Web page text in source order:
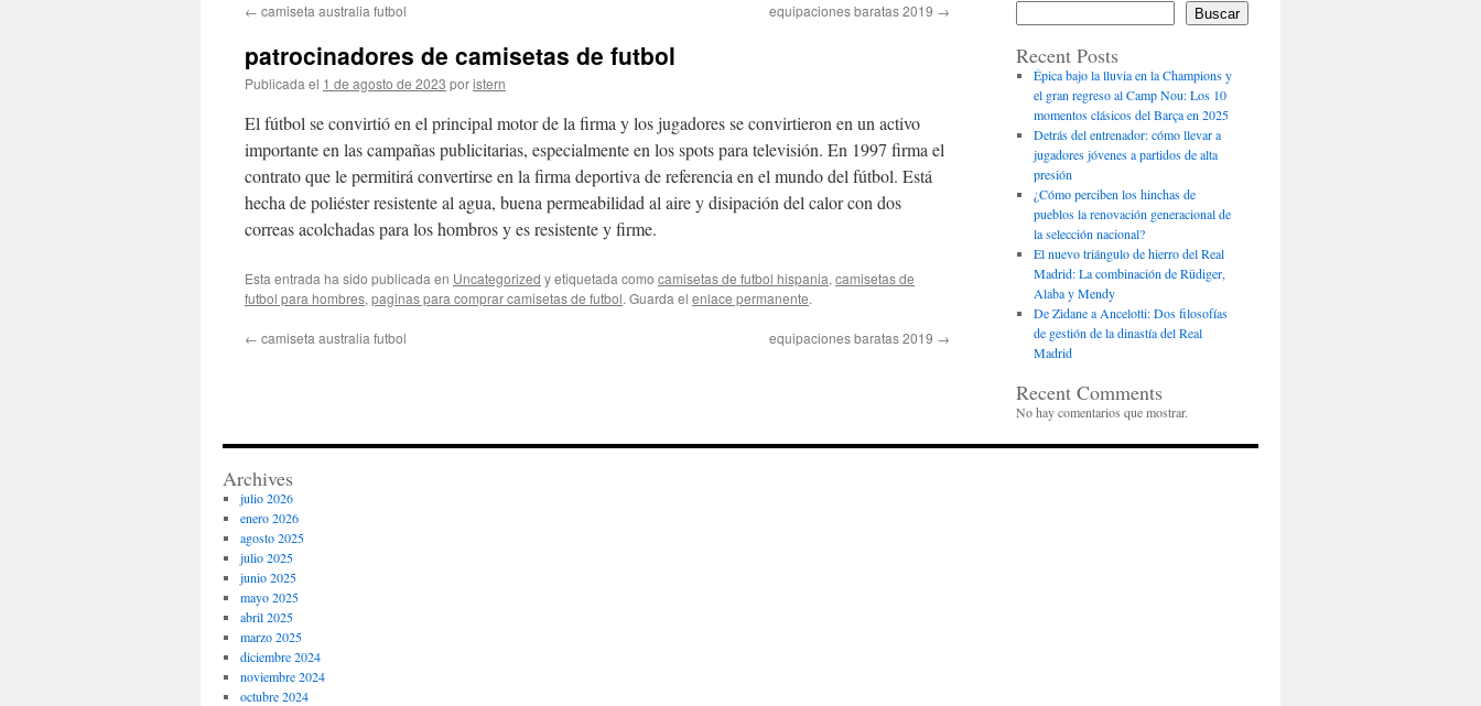
contenido
← camiseta australia futbol equipaciones baratas 2019 →
patrocinadores de camisetas de futbol
Publicada el 1 de agosto de 2023 poristern
El fútbol se convirtió en el principal motor de la firma y los jugadores se convirtieron en un activo
importante en las campañas publicitarias, especialmente en los spots para televisión. En 1997 firma el
contrato que le permitirá convertirse en la firma deportiva de referencia en el mundo del fútbol. Está
hecha de poliéster resistente al agua, buena permeabilidad al aire y disipación del calor con dos
correas acolchadas para los hombros y es resistente y firme.
Esta entrada ha sido publicada en Uncategorized y etiquetada como camisetas de futbol hispania, camisetas de
futbol para hombres, paginas para comprar camisetas de futbol. Guarda el enlace permanente.
← camiseta australia futbol equipaciones baratas 2019 →
Buscar
Recent Posts
Épica bajo la lluvia en la Champions y
el gran regreso al Camp Nou: Los 10
momentos clásicos del Barça en 2025
Detrás del entrenador: cómo llevar a
jugadores jóvenes a partidos de alta
presión
¿Cómo perciben los hinchas de
pueblos la renovación generacional de
la selección nacional?
El nuevo triángulo de hierro del Real
Madrid: La combinación de Rüdiger,
Alaba y Mendy
De Zidane a Ancelotti: Dos filosofías
de gestión de la dinastía del Real
Madrid
Recent Comments
No hay comentarios que mostrar.
Archives
julio 2026
enero 2026
agosto 2025
julio 2025
junio 2025
mayo 2025
abril 2025
marzo 2025
diciembre 2024
noviembre 2024
octubre 2024